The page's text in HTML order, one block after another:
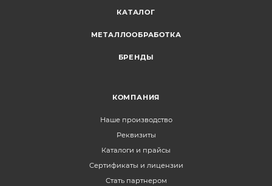
КАТАЛОГ
МЕТАЛЛООБРАБОТКА
БРЕНДЫ
КОМПАНИЯ
Наше производство
Реквизиты
Каталоги и прайсы
Сертификаты и лицензии
Стать партнером